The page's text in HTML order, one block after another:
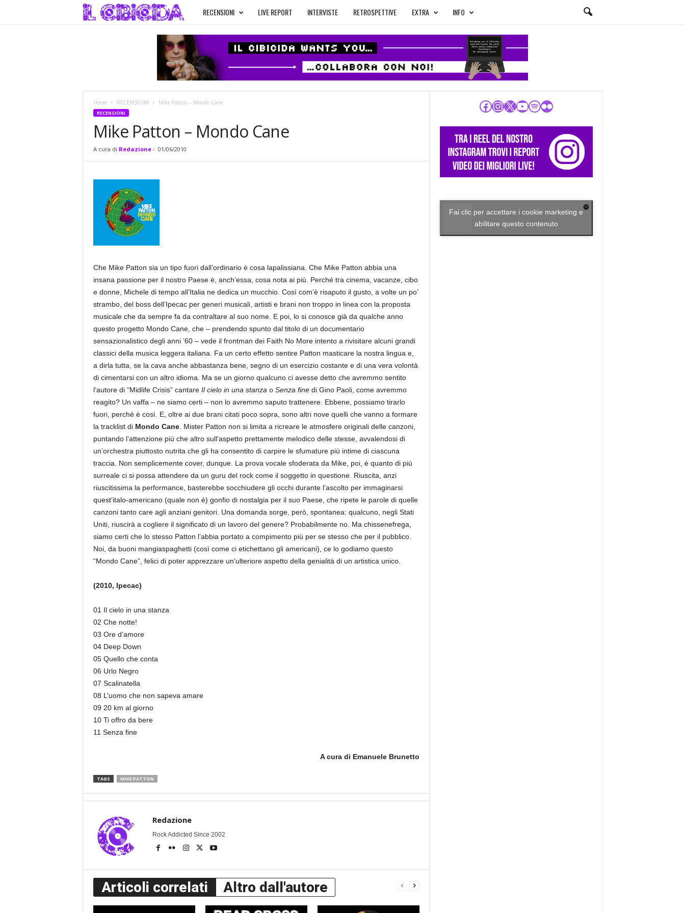
l
C
RECENSIONI LIVE REPORT INTERVISTE RETROSPETTIVE EXTRA INFO
Home RECENSIONI Mike Patton – Mondo Cane
RECENSIONI
Mike Patton – Mondo Cane
A cura di Redazione- 01/06/2010
Che Mike Patton sia un tipo fuori dall’ordinario è cosa lapalissiana. Che Mike Patton abbia una
insana passione per il nostro Paese è, anch’essa, cosa nota ai più. Perché tra cinema, vacanze, cibo
e donne, Michele di tempo all’Italia ne dedica un mucchio. Così com’è risaputo il gusto, a volte un po’
strambo, del boss dell’Ipecac per generi musicali, artisti e brani non troppo in linea con la proposta
musicale che da sempre fa da contraltare al suo nome. E poi, lo si conosce già da qualche anno
questo progetto Mondo Cane, che – prendendo spunto dal titolo di un documentario
sensazionalistico degli anni ’60 – vede il frontman dei Faith No More intento a rivisitare alcuni grandi
classici della musica leggera italiana. Fa un certo effetto sentire Patton masticare la nostra lingua e,
a dirla tutta, se la cava anche abbastanza bene, segno di un esercizio costante e di una vera volontà
di cimentarsi con un altro idioma. Ma se un giorno qualcuno ci avesse detto che avremmo sentito
l’autore di “Midlife Crisis” cantare Il cielo in una stanza o Senza finedi Gino Paoli, come avremmo
reagito? Un vaffa – ne siamo certi – non lo avremmo saputo trattenere. Ebbene, possiamo tirarlo
fuori, perché è così. E, oltre ai due brani citati poco sopra, sono altri nove quelli che vanno a formare
la tracklist di Mondo Cane. Mister Patton non si limita a ricreare le atmosfere originali delle canzoni,
puntando l’attenzione più che altro sull’aspetto prettamente melodico delle stesse, avvalendosi di
un’orchestra piuttosto nutrita che gli ha consentito di carpire le sfumature più intime di ciascuna
traccia. Non semplicemente cover, dunque. La prova vocale sfoderata da Mike, poi, è quanto di più
surreale ci si possa attendere da un guru del rock come il soggetto in questione. Riuscita, anzi
riuscitissima la performance, basterebbe socchiudere gli occhi durante l’ascolto per immaginarsi
quest’italo-americano (quale non è) gonfio di nostalgia per il suo Paese, che ripete le parole di quelle
canzoni tanto care agli anziani genitori. Una domanda sorge, però, spontanea: qualcuno, negli Stati
Uniti, riuscirà a cogliere il significato di un lavoro del genere? Probabilmente no. Ma chissenefrega,
siamo certi che lo stesso Patton l’abbia portato a compimento più per se stesso che per il pubblico.
Noi, da buoni mangiaspaghetti (così come ci etichettano gli americani), ce lo godiamo questo
“Mondo Cane”, felici di poter apprezzare un’ulteriore aspetto della genialità di un artistica unico.
(2010, Ipecac)
01 Il cielo in una stanza
02 Che notte!
03 Ore d’amore
04 Deep Down
05 Quello che conta
06 Urlo Negro
07 Scalinatella
08 L’uomo che non sapeva amare
09 20 km al giorno
10 Ti offro da bere
11 Senza fine
A cura di Emanuele Brunetto
TAGS MIKE PATTON
Redazione
Rock Addicted Since 2002
Articoli correlati Altro dall'autore
Facebook
Instagram
X YouTube
Spotify
Flickr
Fai clic per accettare i cookie marketing e
abilitare questo contenuto